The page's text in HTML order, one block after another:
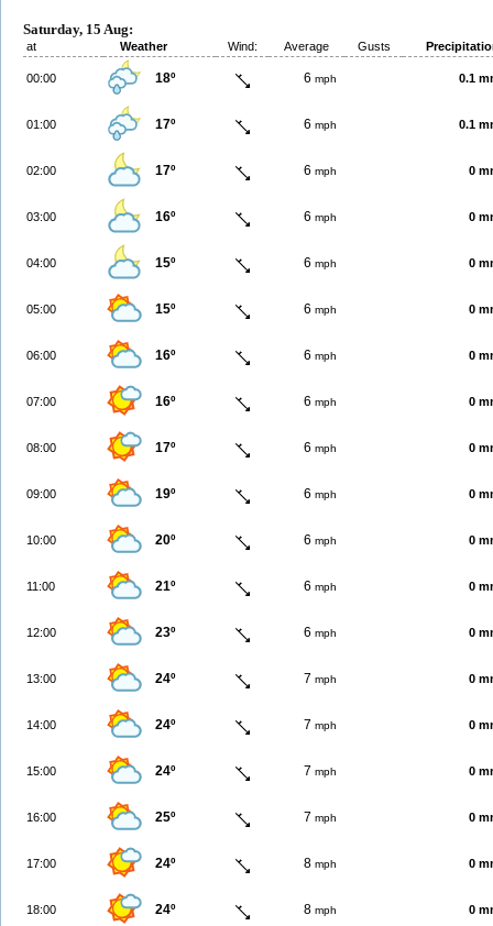
Saturday, 15 Aug:
at Weather Wind: Average Gusts
00:00 18º 6 mph 0.1
01:00 17º 6 mph 0.1
02:00 17º 6 mph 0
03:00 16º 6 mph 0
04:00 15º 6 mph 0
05:00 15º 6 mph 0
06:00 16º 6 mph 0
07:00 16º 6 mph 0
08:00 17º 6 mph 0
09:00 19º 6 mph 0
10:00 20º 6 mph 0
11:00 21º 6 mph 0
12:00 23º 6 mph 0
13:00 24º 7 mph 0
14:00 24º 7 mph 0
15:00 24º 7 mph 0
16:00 25º 7 mph 0
17:00 24º 8 mph 0
18:00 24º 8 mph 0